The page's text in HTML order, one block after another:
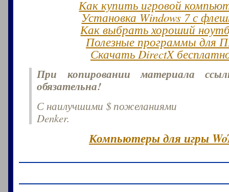
Как купить игровой
Установка Windows 7 с
Как выбрать хороший
Полезные программы для
Скачать DirectX
При копировании материала
обязательна!
С наилучшими $ пожеланиями
Denker.
Компьютеры для игры